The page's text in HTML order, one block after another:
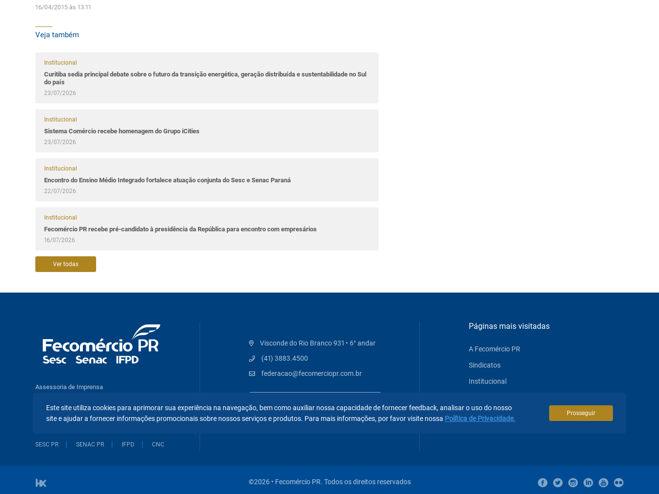
16/04/2015 às 13:11
Veja também
Institucional
Curitiba sedia principal debate sobre o futuro da transição energética, geração distribuída e sustentabilidade no Sul
do país
23/07/2026
Institucional
Sistema Comércio recebe homenagem do Grupo iCities
23/07/2026
Institucional
Encontro do Ensino Médio Integrado fortalece atuação conjunta do Sesc e Senac Paraná
22/07/2026
Institucional
Fecomércio PR recebe pré-candidato à presidência da República para encontro com empresários
16/07/2026
Ver todas
Assessoria de Imprensa
Benefícios e Serviços
SESC PR SENAC PR IFPD CNC
Visconde do Rio Branco 931 • 6° andar
(41) 3883.4500
federacao@fecomerciopr.com.br
Páginas mais visitadas
A Fecomércio PR
Sindicatos
Institucional
Eventos
©2026 • Fecomércio PR. Todos os direitos reservados
Este site utiliza cookies para aprimorar sua experiência na navegação, bem como auxiliar nossa capacidade de fornecer feedback, analisar o uso do nosso
site e ajudar a fornecer informações promocionais sobre nossos serviços e produtos. Para mais informações, por favor visite nossa Política de Privacidade.
Prosseguir